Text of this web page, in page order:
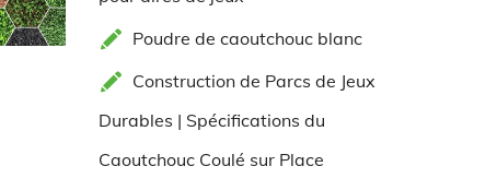
Poudre de caoutchouc blanc
Construction de Parcs de Jeux
Durables | Spécifications du
Caoutchouc Coulé sur Place